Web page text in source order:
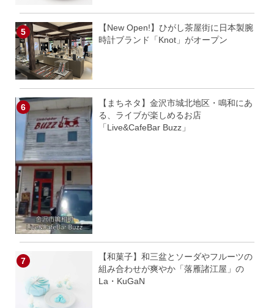
【New Open!】ひがし茶屋街に日本製腕
時計ブランド「Knot」がオープン
【まちネタ】金沢市城北地区・鳴和にあ
る、ライブが楽しめるお店
「Live&CafeBar Buzz」
【和菓子】和三盆とソーダやフルーツの
組み合わせが爽やか「落雁諸江屋」の
La・KuGaN